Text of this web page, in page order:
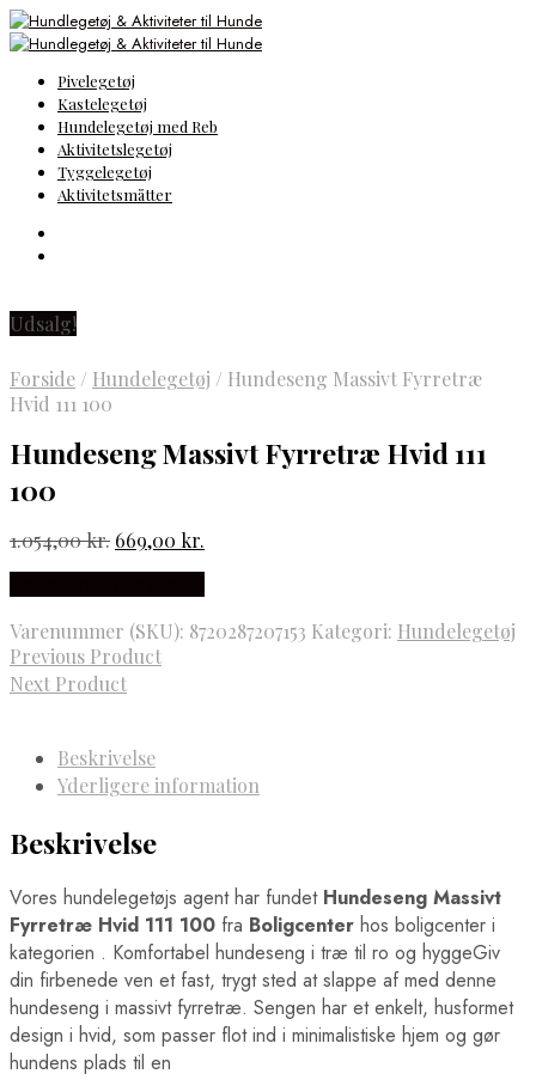
Pivelegetøj
Kastelegetøj
Hundelegetøj med Reb
Aktivitetslegetøj
Tyggelegetøj
Aktivitetsmåtter
Udsalg!
Forside / Hundelegetøj / Hundeseng Massivt Fyrretræ
Hvid 111 100
Hundeseng Massivt Fyrretræ Hvid 111
100
1.054,00kr. Den
1.054,00 kr..
669,00 kr.
669,00 kr..
Varenummer (SKU): 8720287207153 Kategori: Hundelegetøj
Previous Product
Next Product
Beskrivelse
Yderligere information
Beskrivelse
Vores hundelegetøjs agent har fundet Hundeseng Massivt
Fyrretræ Hvid 111 100 fra Boligcenter hos boligcenter i
kategorien . Komfortabel hundeseng i træ til ro og hyggeGiv
din firbenede ven et fast, trygt sted at slappe af med denne
hundeseng i massivt fyrretræ. Sengen har et enkelt, husformet
design i hvid, som passer flot ind i minimalistiske hjem og gør
hundens plads til en